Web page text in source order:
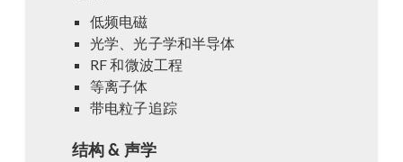
低频电磁
光学、光子学和半导体
RF 和微波工程
等离子体
带电粒子追踪
结构 & 声学